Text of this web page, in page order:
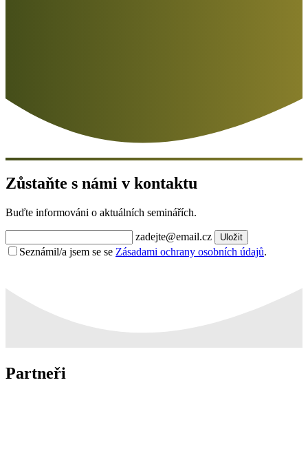
Zůstaňte s námi v kontaktu
Buďte informováni o aktuálních seminářích.
zadejte@email.cz Uložit
Seznámil/a jsem se se Zásadami ochrany osobních údajů.
Partneři